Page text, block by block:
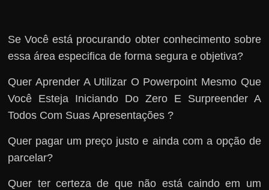
Se Você está procurando obter conhecimento sobre
essa área especifica de forma segura e objetiva?
Quer Aprender A Utilizar O Powerpoint Mesmo Que
Você Esteja Iniciando Do Zero E Surpreender A
Todos Com Suas Apresentações ?
Quer pagar um preço justo e ainda com a opção de
parcelar?
Quer ter certeza de que não está caindo em um